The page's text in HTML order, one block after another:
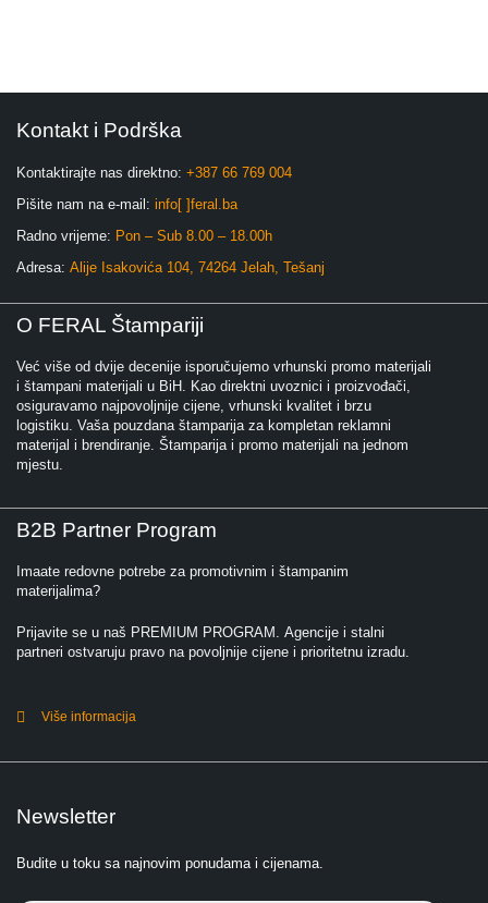
Kontakt i Podrška
Kontaktirajte nas direktno: +387 66 769 004
Pišite nam na e-mail: info[ ]feral.ba
Radno vrijeme: Pon – Sub 8.00 – 18.00h
Adresa: Alije Isakovića 104, 74264 Jelah, Tešanj
O FERAL Štampariji
Već više od dvije decenije isporučujemo vrhunski promo materijali
i štampani materijali u BiH. Kao direktni uvoznici i proizvođači,
osiguravamo najpovoljnije cijene, vrhunski kvalitet i brzu
logistiku. Vaša pouzdana štamparija za kompletan reklamni
materijal i brendiranje. Štamparija i promo materijali na jednom
mjestu.
B2B Partner Program
Imaate redovne potrebe za promotivnim i štampanim
materijalima?
Prijavite se u naš PREMIUM PROGRAM. Agencije i stalni
partneri ostvaruju pravo na povoljnije cijene i prioritetnu izradu.
Više informacija
Newsletter
Budite u toku sa najnovim ponudama i cijenama.